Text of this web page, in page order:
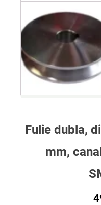
Fulie dubla,
mm,